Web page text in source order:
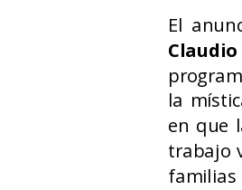
El
la
en que
trabajo
familias